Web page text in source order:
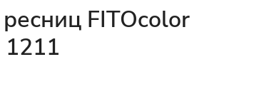
FITOcolor